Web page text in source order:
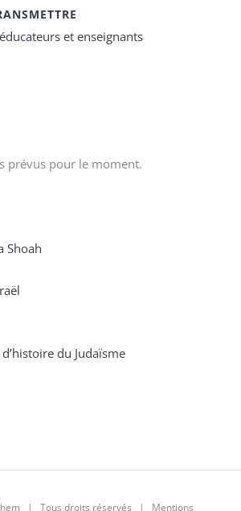
et enseignants
prévus pour le moment.
Shoah
du Judaïsme
| Tous droits réservés | Mentions